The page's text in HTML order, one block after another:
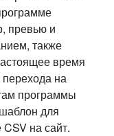
превью и
также
время
на
программы
для
на сайт.